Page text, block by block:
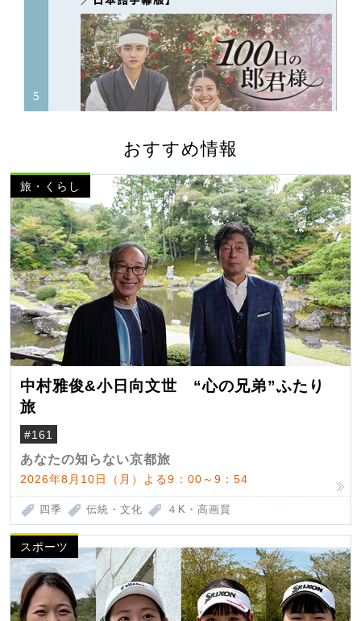
おすすめ情報
旅・くらし
中村雅俊&小日向文世 “心の兄弟”ふたり
旅
#161
あなたの知らない京都旅
2026年8月10日（月）よる9：00～9：54
四季 伝統・文化 ４K・高画質
スポーツ